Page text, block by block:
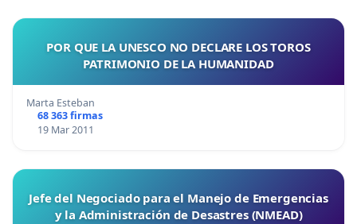
POR QUE LA UNESCO NO DECLARE LOS TOROS
PATRIMONIO DE LA HUMANIDAD
Marta Esteban
68 363 firmas
19 Mar 2011
Jefe del Negociado para el Manejo de Emergencias
y la Administración de Desastres (NMEAD)